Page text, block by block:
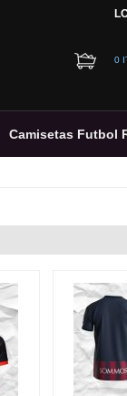
0
Camisetas Futbol